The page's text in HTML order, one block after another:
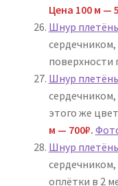
Цена 100 м —
Шнур
поверхности
Шнур
этого же
м — 700₽.
Шнур
оплётки в 2